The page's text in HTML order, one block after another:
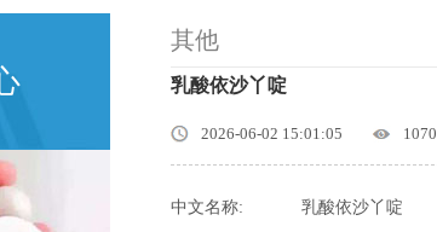
其他
乳酸依沙丫啶
2026-06-02 15:01:05 1070
中文名称:
乳酸依沙丫啶